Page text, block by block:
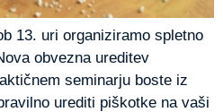
13. uri organiziramo spletno
obvezna ureditev
seminarju boste iz
urediti piškotke na vaši